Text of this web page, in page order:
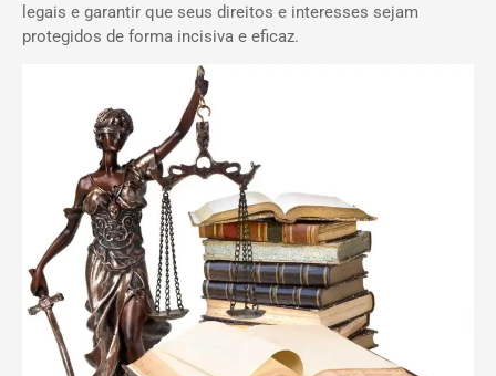
legais e garantir que seus direitos e interesses sejam
protegidos de forma incisiva e eficaz.